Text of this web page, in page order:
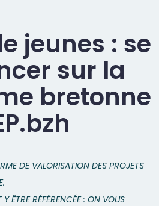
jeunes : se
sur la
bretonne
DE VALORISATION DES PROJETS
ÊTRE RÉFÉRENCÉE : ON VOUS